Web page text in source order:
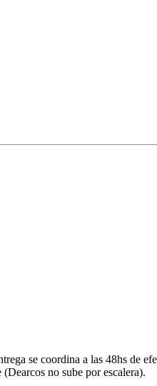
se coordina a las 48hs de
no sube por escalera).